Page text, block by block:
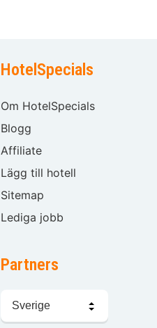
HotelSpecials
Om HotelSpecials
Blogg
Affiliate
Lägg till hotell
Sitemap
Lediga jobb
Partners
språk